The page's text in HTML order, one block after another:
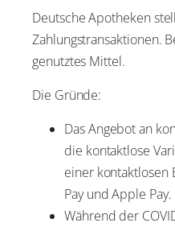
Deutsche Apotheken
Zahlungstransaktionen.
genutztes Mittel.
Die Gründe:
Das Angebot an
die kontaktlose
einer kontaktlosen
Pay und Apple Pay.
Während der